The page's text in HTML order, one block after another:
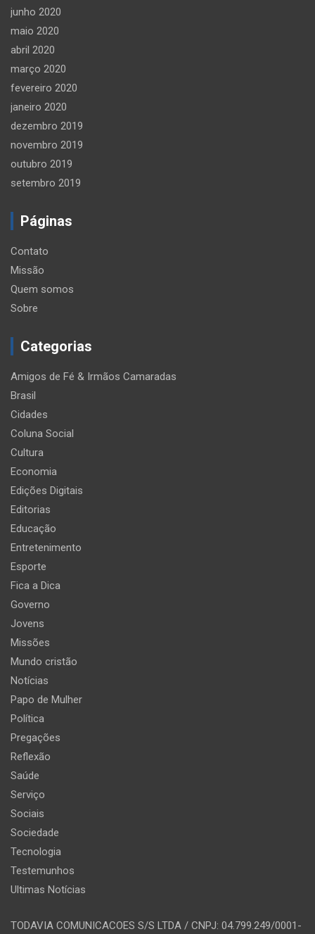
junho 2020
maio 2020
abril 2020
março 2020
fevereiro 2020
janeiro 2020
dezembro 2019
novembro 2019
outubro 2019
setembro 2019
Páginas
Contato
Missão
Quem somos
Sobre
Categorias
Amigos de Fé & Irmãos Camaradas
Brasil
Cidades
Coluna Social
Cultura
Economia
Edições Digitais
Editorias
Educação
Entretenimento
Esporte
Fica a Dica
Governo
Jovens
Missões
Mundo cristão
Notícias
Papo de Mulher
Política
Pregações
Reflexão
Saúde
Serviço
Sociais
Sociedade
Tecnologia
Testemunhos
Ultimas Notícias
TODAVIA COMUNICACOES S/S LTDA / CNPJ: 04.799.249/0001-